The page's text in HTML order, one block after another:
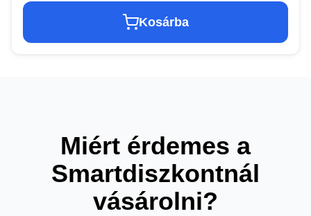
Kosárba
Miért érdemes a
Smartdiszkontnál
vásárolni?